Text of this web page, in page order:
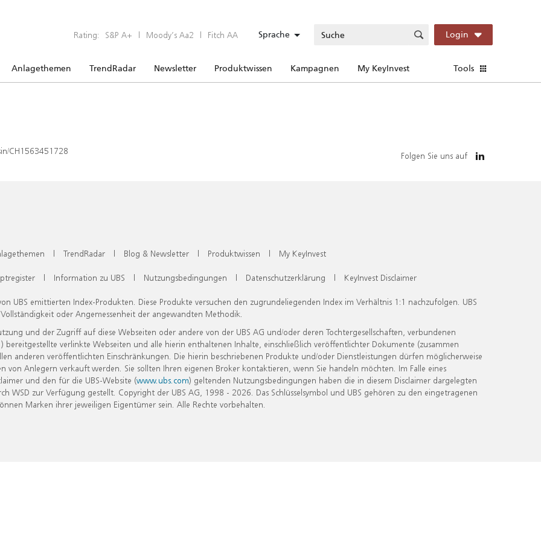
Rating: S&P A+ | Moody’s Aa2 | Fitch AA Sprache Login
Anlagethemen TrendRadar Newsletter Produktwissen Kampagnen My KeyInvest Tools
CH1563451728 Folgen Sie uns auf
| TrendRadar | Blog & Newsletter | Produktwissen | My KeyInvest
| Information zu UBS | Nutzungsbedingungen | Datenschutzerklärung | KeyInvest Disclaimer
UBS emittierten Index-Produkten. Diese Produkte versuchen den zugrundeliegenden Index im Verhältnis 1:1 nachzufolgen. UBS
oder Angemessenheit der angewandten Methodik.
und der Zugriff auf diese Webseiten oder andere von der UBS AG und/oder deren Tochtergesellschaften, verbundenen
verlinkte Webseiten und alle hierin enthaltenen Inhalte, einschließlich veröffentlichter Dokumente (zusammen
anderen veröffentlichten Einschränkungen. Die hierin beschriebenen Produkte und/oder Dienstleistungen dürfen möglicherweise
Anlegern verkauft werden. Sie sollten Ihren eigenen Broker kontaktieren, wenn Sie handeln möchten. Im Falle eines
und den für die UBS-Website (www.ubs.com) geltenden Nutzungsbedingungen haben die in diesem Disclaimer dargelegten
zur Verfügung gestellt. Copyright der UBS AG, 1998 - 2026. Das Schlüsselsymbol und UBS gehören zu den eingetragenen
Marken ihrer jeweiligen Eigentümer sein. Alle Rechte vorbehalten.